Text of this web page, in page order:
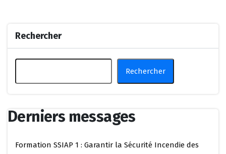
Rechercher
Rechercher
Derniers messages
Formation SSIAP 1 : Garantir la Sécurité Incendie des